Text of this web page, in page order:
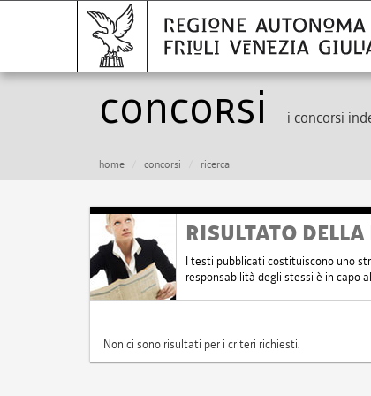
Concorsi i concorsi
home concorsi ricerca
RISULTATO
I testi pubblicati costituiscono uno
responsabilità degli stessi è in capo
Non ci sono risultati per i criteri richiesti.